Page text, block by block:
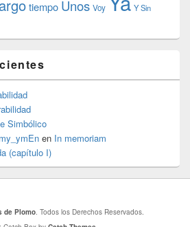
tiempo Unos Voy
Y Sin
Simbólico
en In memoriam
(capítulo I)
de Plomo. Todos los Derechos Reservados.